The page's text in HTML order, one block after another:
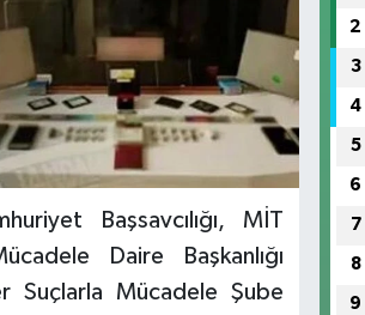
Başsavcılığı, MİT
Daire Başkanlığı
Suçlarla Mücadele Şube
2
3
4
5
6
7
8
9